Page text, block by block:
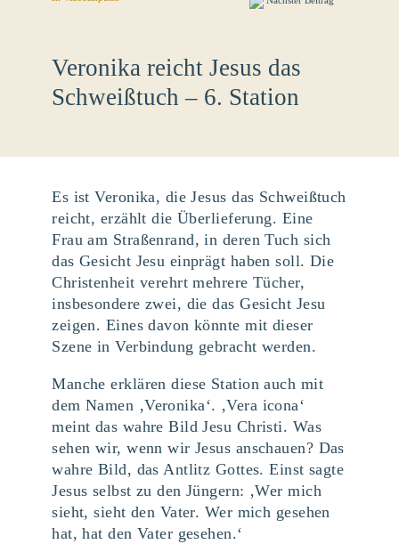
Veronika reicht Jesus das
Schweißtuch – 6. Station
Es ist Veronika, die Jesus das Schweißtuch
reicht, erzählt die Überlieferung. Eine
Frau am Straßenrand, in deren Tuch sich
das Gesicht Jesu einprägt haben soll. Die
Christenheit verehrt mehrere Tücher,
insbesondere zwei, die das Gesicht Jesu
zeigen. Eines davon könnte mit dieser
Szene in Verbindung gebracht werden.
Manche erklären diese Station auch mit
dem Namen ‚Veronika‘. ‚Vera icona‘
meint das wahre Bild Jesu Christi. Was
sehen wir, wenn wir Jesus anschauen? Das
wahre Bild, das Antlitz Gottes. Einst sagte
Jesus selbst zu den Jüngern: ‚Wer mich
sieht, sieht den Vater. Wer mich gesehen
hat, hat den Vater gesehen.‘